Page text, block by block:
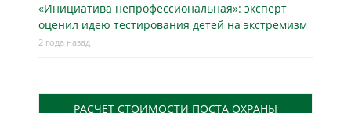
«Инициатива непрофессиональная»: эксперт
оценил идею тестирования детей на экстремизм
2 года назад
РАСЧЕТ СТОИМОСТИ ПОСТА ОХРАНЫ